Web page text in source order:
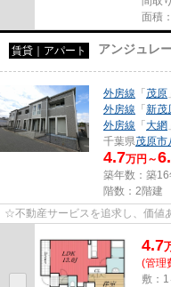
面積
賃貸｜アパート アンジュレ
外房線 「茂原
外房線 「新茂
外房線 「大網
千葉県茂原市
4.7万円～
築年数：築16
階数：2階建
☆不動産サービスを追求し、価値
4.7
(管理
敷：